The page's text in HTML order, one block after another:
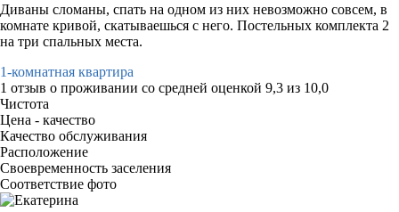
Диваны сломаны, спать на одном из них невозможно совсем, в
комнате кривой, скатываешься с него. Постельных комплекта 2
на три спальных места.
1-комнатная квартира
1 отзыв о проживании со средней оценкой 9,3 из 10,0
Чистота
Цена - качество
Качество обслуживания
Расположение
Своевременность заселения
Соответствие фото